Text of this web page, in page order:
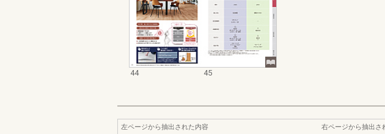
44 45
左ページから抽出された内容
右ページから抽出さ